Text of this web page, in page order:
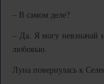
– В самом деле?
– Да. Я могу невзначай
любовью.
Луна повернулась к